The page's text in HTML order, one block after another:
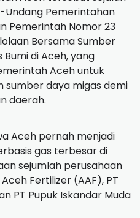
Pemerintahan
Pemerintah Nomor 23
Bersama Sumber
di Aceh, yang
Aceh untuk
daya migas demi
daerah.
Aceh pernah menjadi
gas terbesar di
sejumlah perusahaan
Fertilizer (AAF), PT
PT Pupuk Iskandar Muda